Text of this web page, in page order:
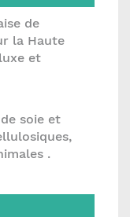
de
la Haute
et
soie et
.